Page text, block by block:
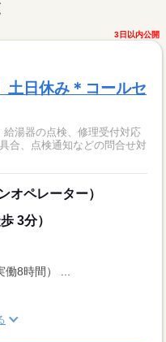
3日以内公開
土日休み＊コールセ
湯器の点検、修理受付対応
合、点検通知などの問合せ対
オペレーター）
3分）
働8時間） ...